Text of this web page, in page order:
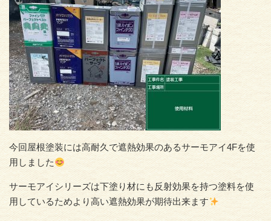
今回屋根塗装には高耐久で遮熱効果のあるサーモアイ4Fを使
用しました
サーモアイシリーズは下塗り材にも反射効果を持つ塗料を使
用しているためより高い遮熱効果が期待出来ます